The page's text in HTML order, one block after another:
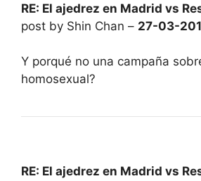
RE: El ajedrez en Madrid vs
post by Shin Chan – 27-03-
Y porqué no una campaña
homosexual?
RE: El ajedrez en Madrid vs